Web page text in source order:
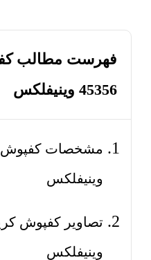
فهرست مطالب
45356 وینیفلکس
وینیفلکس
وینیفلکس